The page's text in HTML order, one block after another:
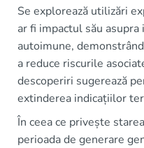
Se explorează utilizări
ar fi impactul său
autoimune,
a reduce riscurile
descoperiri sugerează
extinderea indicațiilor
În ceea ce privește
perioada de generare